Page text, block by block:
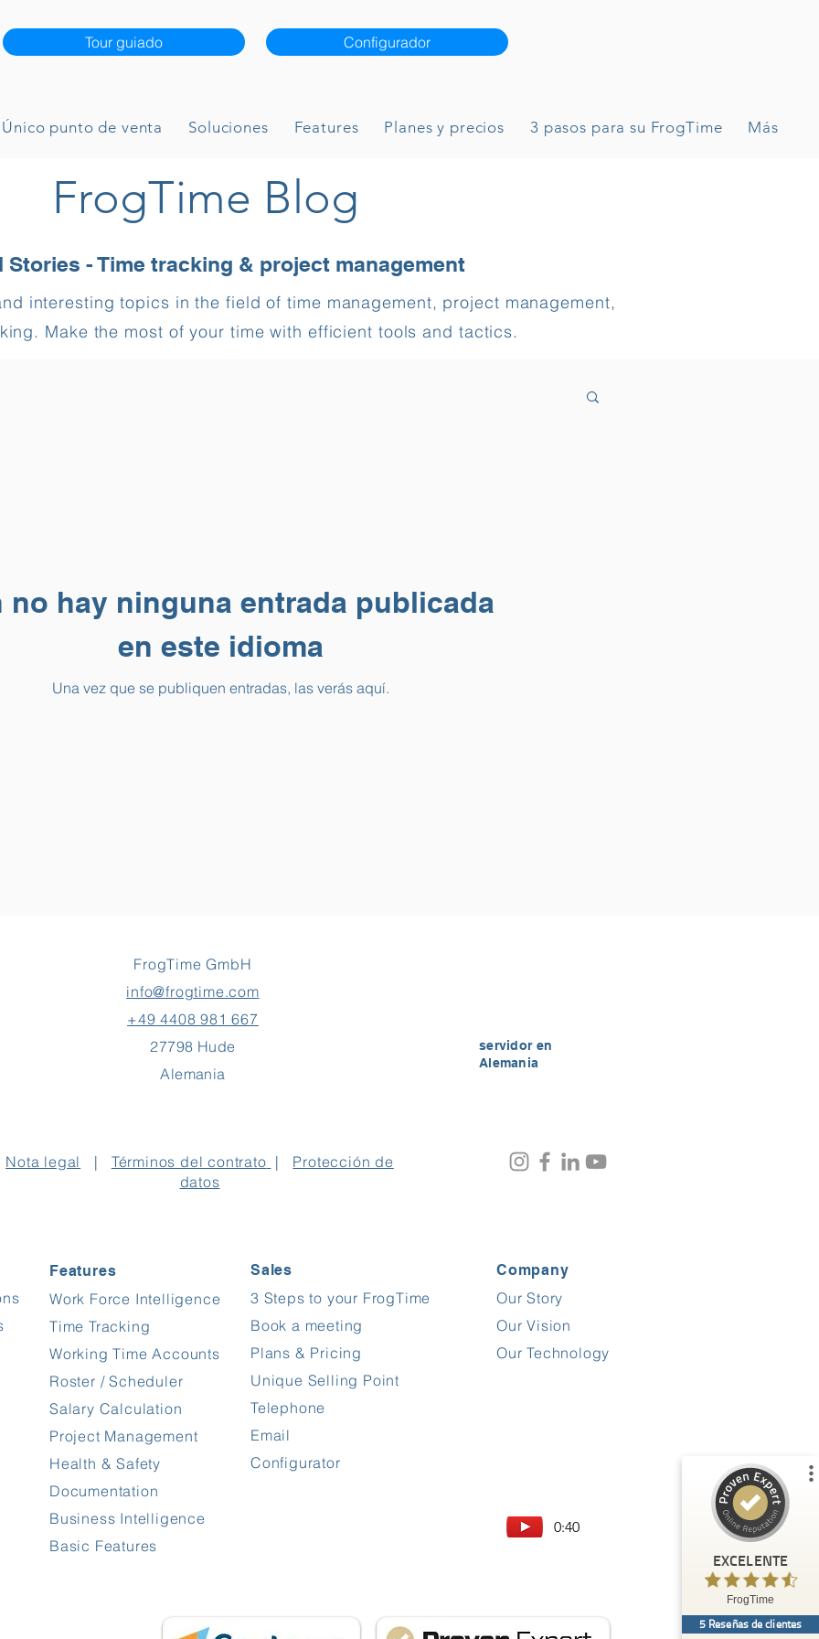
Tour guiado Configurador
Único punto de venta Soluciones Features Planes y precios 3 pasos para su FrogTime Más
FrogTime Blog
Stories - Time tracking & project management
interesting topics in the field of time management, project management,
Make the most of your time with efficient tools and tactics.
no hay ninguna entrada publicada
en este idioma
Una vez que se publiquen entradas, las verás aquí.
FrogTime GmbH
info@frogtime.com
+49 4408 981 667
27798 Hude
Alemania
servidor en
Alemania
Nota legal | Términos del contrato | Protección de
datos
Features
Work Force Intelligence
Time Tracking
Working Time Accounts
Roster / Scheduler
Salary Calculation
Project Management
Health & Safety
Documentation
Business Intelligence
Basic Features
Sales
3 Steps to your FrogTime
Book a meeting
Plans & Pricing
Unique Selling Point
Telephone
Email
Configurator
Company
Our Story
Our Vision
Our Technology
0:40
EXCELENTE
FrogTime
5 Reseñas de clientes
EXCELENTE
Reseñas en ProvenExpert.com
Ver perfil
Crea ahora tu propio sello
Anónimo
Stundenerfassung, Bautagebücher und